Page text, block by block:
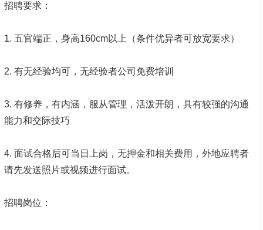
招聘要求：
1. 五官端正，身高160cm以上（条件优异者可放宽要求）
2. 有无经验均可，无经验者公司免费培训
3. 有修养，有内涵，服从管理，活泼开朗，具有较强的沟通
能力和交际技巧
4. 面试合格后可当日上岗，无押金和相关费用，外地应聘者
请先发送照片或视频进行面试。
招聘岗位：